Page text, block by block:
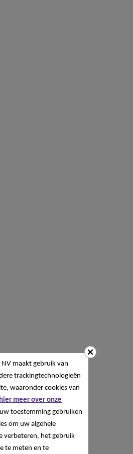
NV maakt gebruik van
trackingtechnologieën
waaronder cookies van
meer over onze
toestemming gebruiken
om uw algehele
verbeteren, het gebruik
te meten en te